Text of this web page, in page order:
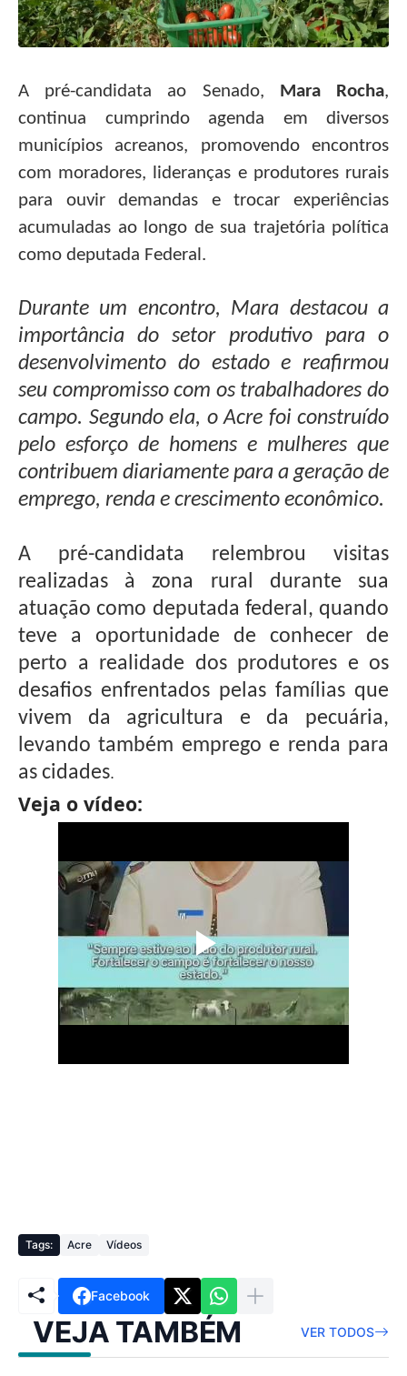
A pré-candidata ao Senado, Mara Rocha,
continua cumprindo agenda em diversos
municípios acreanos, promovendo encontros
com moradores, lideranças e produtores rurais
para ouvir demandas e trocar experiências
acumuladas ao longo de sua trajetória política
como deputada Federal.
Durante um encontro, Mara destacou a
importância do setor produtivo para o
desenvolvimento do estado e reafirmou
seu compromisso com os trabalhadores do
campo. Segundo ela, o Acre foi construído
pelo esforço de homens e mulheres que
contribuem diariamente para a geração de
emprego, renda e crescimento econômico.
A pré-candidata relembrou visitas
realizadas à zona rural durante sua
atuação como deputada federal, quando
teve a oportunidade de conhecer de
perto a realidade dos produtores e os
desafios enfrentados pelas famílias que
vivem da agricultura e da pecuária,
levando também emprego e renda para
as cidades.
Veja o vídeo:
Tags: Acre Vídeos
Facebook
VEJA TAMBÉM VER TODOS